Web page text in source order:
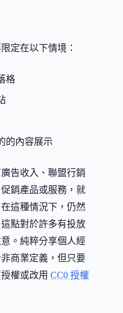
定在以下情境：
格
的內容展示
告收入、聯盟行銷
銷產品或服務，就
這種情況下，仍然
點對於許多有投放
。純粹分享個人經
商業定義，但只要
權或改用 CC0 授權